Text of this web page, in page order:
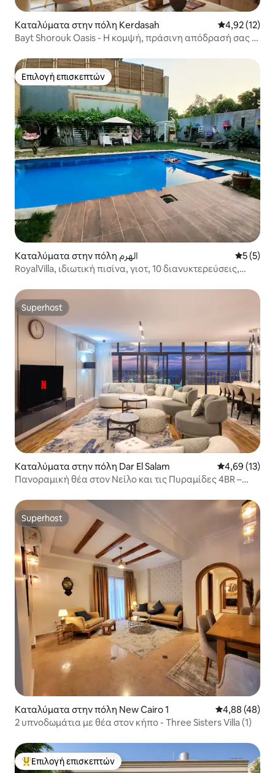
Καταλύματα στην πόλη Kerdasah Μέση
4,92 (12)
Bayt Shorouk Oasis - Η κομψή, πράσινη απόδρασή σας -
Επιλογή επισκεπτών
Επιλογή επισκεπτών
Καταλύματα στην πόλη الهرم Μέση
5 (5)
RoyalVilla, ιδιωτική πισίνα, γιοτ, 10 διανυκτερεύσεις,
Superhost
Superhost
Καταλύματα στην πόλη Dar El Salam Μέση
4,69 (13)
Πανοραμική θέα στον Νείλο και τις Πυραμίδες 4BR –
Superhost
Superhost
Καταλύματα στην πόλη New Cairo 1 Μέση
4,88 (48)
2 υπνοδωμάτια με θέα στον κήπο - Three Sisters Villa (1)
Κορυφαία επιλογή επισκεπτών
Επιλογή επισκεπτών